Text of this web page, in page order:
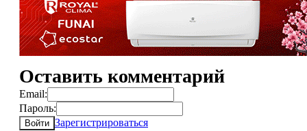
Оставить комментарий
Email:
Пароль:
Войти Зарегистрироваться